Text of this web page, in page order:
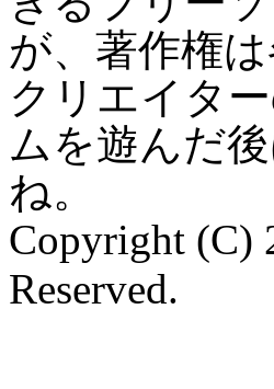
が、著作権
クリエイタ
ムを遊んだ
ね。
Copyright (C)
Reserved.